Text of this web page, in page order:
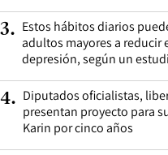
3. Estos hábitos diarios
adultos mayores a reducir
depresión, según un
4. Diputados oficialistas,
presentan proyecto para
Karin por cinco años